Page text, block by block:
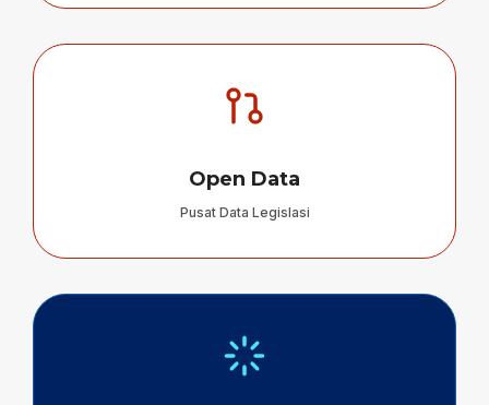
Open Data
Pusat Data Legislasi